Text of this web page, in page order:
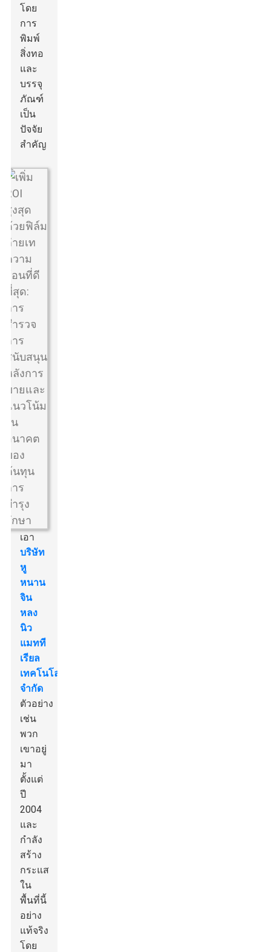
โดย
การ
พิมพ์
สิ่งทอ
และ
บรรจุ
ภัณฑ์
เป็น
ปัจจัย
สำคัญ
เอา
บริษัท
หู
หนาน
จิน
หลง
นิว
แมทที
เรียล
เทคโนโลยี
จำกัด
ตัวอย่าง
เช่น
พวก
เขาอยู่
มา
ตั้งแต่
ปี
2004
และ
กำลัง
สร้าง
กระแส
ใน
พื้นที่นี้
อย่าง
แท้จริง
โดย